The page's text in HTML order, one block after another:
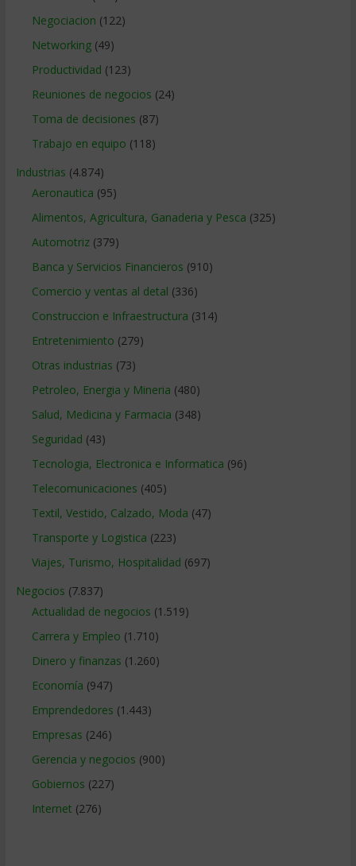
Negociacion (122)
Networking(49)
Productividad (123)
Reuniones de negocios (24)
Toma de decisiones (87)
Trabajo en equipo (118)
Industrias (4.874)
Aeronautica (95)
Alimentos, Agricultura, Ganaderia y Pesca (325)
Automotriz(379)
Banca y Servicios Financieros (910)
Comercio y ventas al detal (336)
Construccion e Infraestructura (314)
Entretenimiento (279)
Otras industrias (73)
Petroleo, Energia y Mineria (480)
Salud, Medicina y Farmacia (348)
Seguridad (43)
Tecnologia, Electronica e Informatica (96)
Telecomunicaciones (405)
Textil, Vestido, Calzado, Moda (47)
Transporte y Logistica (223)
Viajes, Turismo, Hospitalidad (697)
Negocios (7.837)
Actualidad de negocios (1.519)
Carrera y Empleo (1.710)
Dinero y finanzas (1.260)
Economía (947)
Emprendedores (1.443)
Empresas (246)
Gerencia y negocios (900)
Gobiernos (227)
Internet (276)